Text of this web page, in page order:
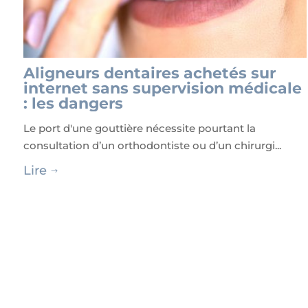
Aligneurs dentaires achetés sur
internet sans supervision médicale
: les dangers
Le port d'une gouttière nécessite pourtant la
consultation d’un orthodontiste ou d’un chirurgi...
Lire $